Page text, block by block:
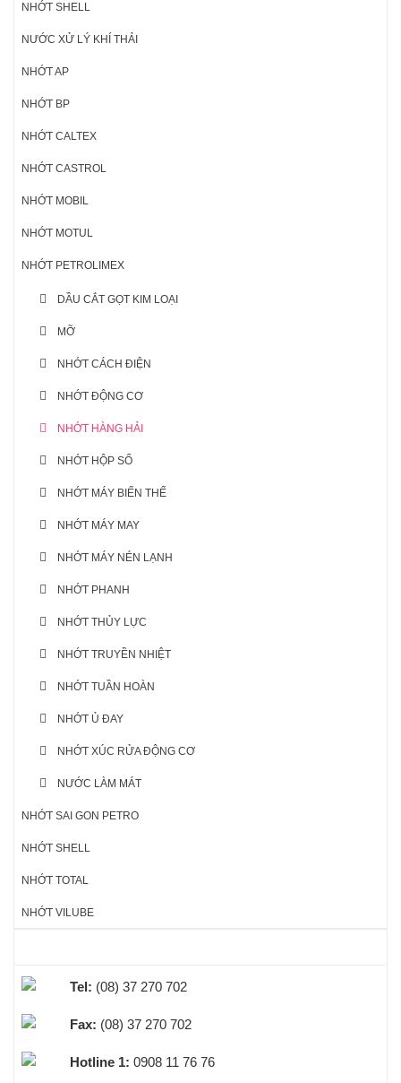
NHỚT SHELL
NƯỚC XỬ LÝ KHÍ THẢI
NHỚT AP
NHỚT BP
NHỚT CALTEX
NHỚT CASTROL
NHỚT MOBIL
NHỚT MOTUL
NHỚT PETROLIMEX
DẦU CẮT GỌT KIM LOẠI
MỠ
NHỚT CÁCH ĐIỆN
NHỚT ĐỘNG CƠ
NHỚT HÀNG HẢI
NHỚT HỘP SỐ
NHỚT MÁY BIẾN THẾ
NHỚT MÁY MAY
NHỚT MÁY NÉN LẠNH
NHỚT PHANH
NHỚT THỦY LỰC
NHỚT TRUYỀN NHIỆT
NHỚT TUẦN HOÀN
NHỚT Ủ ĐAY
NHỚT XÚC RỬA ĐỘNG CƠ
NƯỚC LÀM MÁT
NHỚT SAI GON PETRO
NHỚT SHELL
NHỚT TOTAL
NHỚT VILUBE
Tel: (08) 37 270 702
Fax: (08) 37 270 702
Hotline 1: 0908 11 76 76